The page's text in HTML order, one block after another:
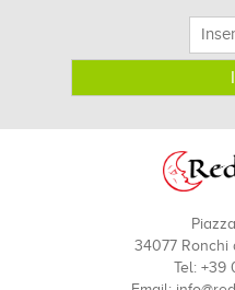
34077 Ronchi
Tel: +39